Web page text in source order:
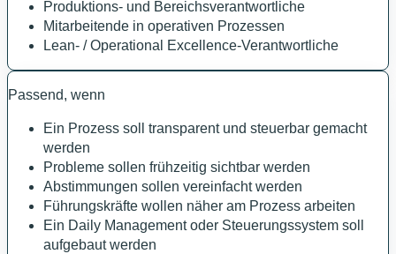
Produktions- und Bereichsverantwortliche
Mitarbeitende in operativen Prozessen
Lean- / Operational Excellence-Verantwortliche
Passend, wenn
Ein Prozess soll transparent und steuerbar gemacht
werden
Probleme sollen frühzeitig sichtbar werden
Abstimmungen sollen vereinfacht werden
Führungskräfte wollen näher am Prozess arbeiten
Ein Daily Management oder Steuerungssystem soll
aufgebaut werden